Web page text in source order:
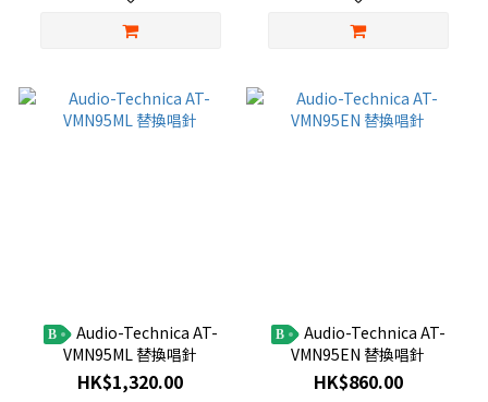
B
VMN95ML 替換唱針
HK$1,320.00
B
VMN95EN 替換唱針
HK$860.00